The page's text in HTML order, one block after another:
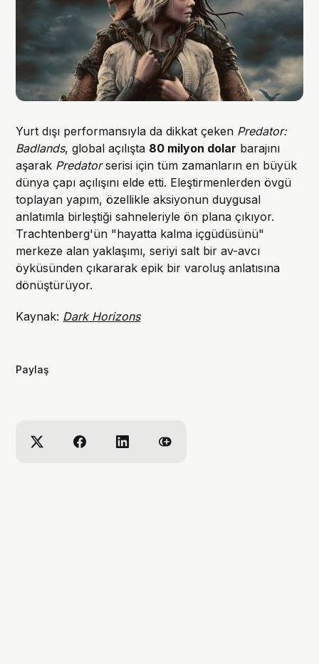
Yurt dışı performansıyla da dikkat çeken Predator:
Badlands, global açılışta 80 milyon dolar barajını
aşarak Predatorserisi için tüm zamanların en büyük
dünya çapı açılışını elde etti. Eleştirmenlerden övgü
toplayan yapım, özellikle aksiyonun duygusal
anlatımla birleştiği sahneleriyle ön plana çıkıyor.
Trachtenberg'ün "hayatta kalma içgüdüsünü"
merkeze alan yaklaşımı, seriyi salt bir av-avcı
öyküsünden çıkararak epik bir varoluş anlatısına
dönüştürüyor.
Kaynak: Dark Horizons
Paylaş